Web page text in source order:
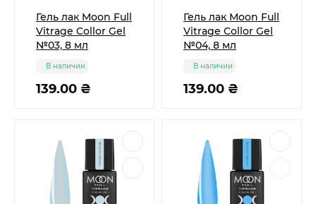
Гель лак Moon Full
Vitrage Collor Gel
№03, 8 мл
В наличии
139.00 ₴
Гель лак Moon Full
Vitrage Collor Gel
№04, 8 мл
В наличии
139.00 ₴